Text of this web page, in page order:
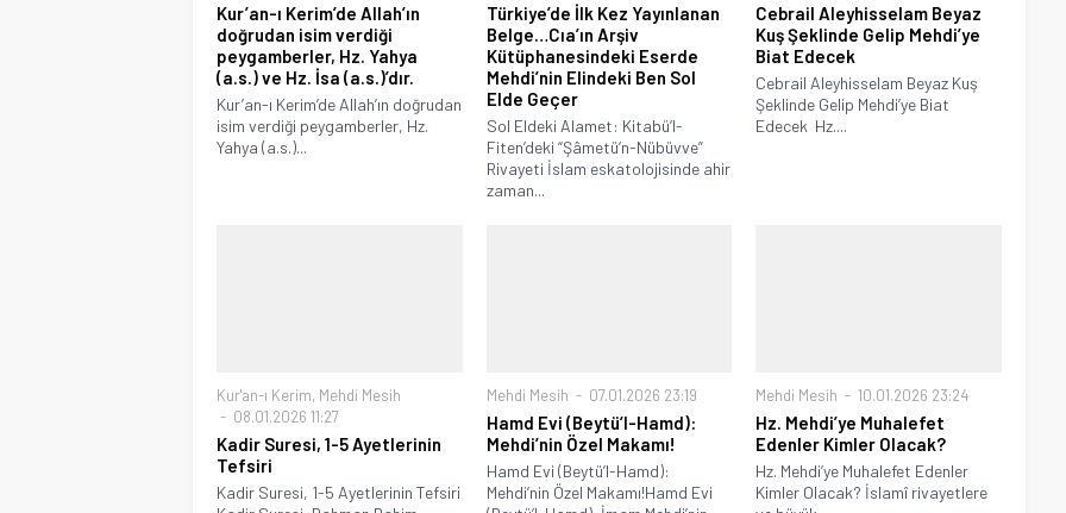
Kur’an-ı Kerim’de Allah’ın
doğrudan isim verdiği
peygamberler, Hz. Yahya
(a.s.) ve Hz. İsa (a.s.)’dır.
Kur’an-ı Kerim’de Allah’ın doğrudan
isim verdiği peygamberler, Hz.
Yahya (a.s.)...
Türkiye’de İlk Kez Yayınlanan
Belge…Cıa’ın Arşiv
Kütüphanesindeki Eserde
Mehdi’nin Elindeki Ben Sol
Elde Geçer
Sol Eldeki Alamet: Kitabü’l-
Fiten’deki “Şâmetü’n-Nübüvve”
Rivayeti İslam eskatolojisinde ahir
zaman...
Cebrail Aleyhisselam Beyaz
Kuş Şeklinde Gelip Mehdi’ye
Biat Edecek
Cebrail Aleyhisselam Beyaz Kuş
Şeklinde Gelip Mehdi’ye Biat
Edecek Hz....
Kur'an-ı Kerim, Mehdi Mesih
08.01.2026 11:27
Kadir Suresi, 1-5 Ayetlerinin
Tefsiri
Kadir Suresi, 1-5 Ayetlerinin Tefsiri
Mehdi Mesih 07.01.2026 23:19
Hamd Evi (Beytü’l-Hamd):
Mehdi’nin Özel Makamı!
Hamd Evi (Beytü’l-Hamd):
Mehdi’nin Özel Makamı!Hamd Evi
Mehdi Mesih 10.01.2026 23:24
Hz. Mehdi’ye Muhalefet
Edenler Kimler Olacak?
Hz. Mehdi’ye Muhalefet Edenler
Kimler Olacak? İslamî rivayetlere